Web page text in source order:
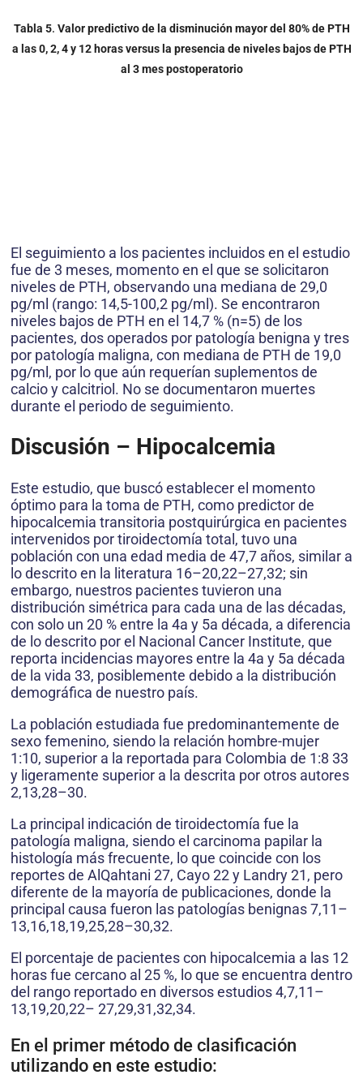
Tabla 5. Valor predictivo de la disminución mayor del 80% de PTH
a las 0, 2, 4 y 12 horas versus la presencia de niveles bajos de PTH
al 3 mes postoperatorio
El seguimiento a los pacientes incluidos en el estudio
fue de 3 meses, momento en el que se solicitaron
niveles de PTH, observando una mediana de 29,0
pg/ml (rango: 14,5-100,2 pg/ml). Se encontraron
niveles bajos de PTH en el 14,7 % (n=5) de los
pacientes, dos operados por patología benigna y tres
por patología maligna, con mediana de PTH de 19,0
pg/ml, por lo que aún requerían suplementos de
calcio y calcitriol. No se documentaron muertes
durante el periodo de seguimiento.
Discusión – Hipocalcemia
Este estudio, que buscó establecer el momento
óptimo para la toma de PTH, como predictor de
hipocalcemia transitoria postquirúrgica en pacientes
intervenidos por tiroidectomía total, tuvo una
población con una edad media de 47,7 años, similar a
lo descrito en la literatura 16–20,22–27,32; sin
embargo, nuestros pacientes tuvieron una
distribución simétrica para cada una de las décadas,
con solo un 20 % entre la 4a y 5a década, a diferencia
de lo descrito por el Nacional Cancer Institute, que
reporta incidencias mayores entre la 4a y 5a década
de la vida 33, posiblemente debido a la distribución
demográfica de nuestro país.
La población estudiada fue predominantemente de
sexo femenino, siendo la relación hombre-mujer
1:10, superior a la reportada para Colombia de 1:8 33
y ligeramente superior a la descrita por otros autores
2,13,28–30.
La principal indicación de tiroidectomía fue la
patología maligna, siendo el carcinoma papilar la
histología más frecuente, lo que coincide con los
reportes de AlQahtani 27, Cayo 22 y Landry 21, pero
diferente de la mayoría de publicaciones, donde la
principal causa fueron las patologías benignas 7,11–
13,16,18,19,25,28–30,32.
El porcentaje de pacientes con hipocalcemia a las 12
horas fue cercano al 25 %, lo que se encuentra dentro
del rango reportado en diversos estudios 4,7,11–
13,19,20,22– 27,29,31,32,34.
En el primer método de clasificación
utilizando en este estudio: